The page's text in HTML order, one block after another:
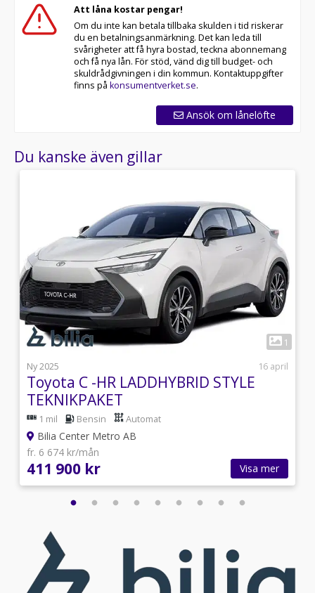
Att låna kostar pengar!
Om du inte kan betala tillbaka skulden i tid riskerar
du en betalningsanmärkning. Det kan leda till
svårigheter att få hyra bostad, teckna abonnemang
och få nya lån. För stöd, vänd dig till budget- och
skuldrådgivningen i din kommun. Kontaktuppgifter
finns på konsumentverket.se.
Ansök om lånelöfte
Du kanske även gillar
1
Ny 2025
16 april
Toyota C -HR LADDHYBRID STYLE
TEKNIKPAKET
1 mil Bensin Automat
Bilia Center Metro AB
fr. 6 674 kr/mån
411 900 kr Visa mer